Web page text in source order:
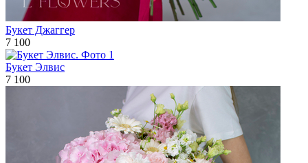
Букет Джаггер
7 100
Букет Элвис
7 100